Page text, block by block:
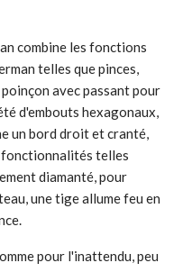
combine les fonctions
telles que pinces,
avec passant pour
d'embouts hexagonaux,
un bord droit et cranté,
fonctionnalités telles
diamanté, pour
une tige allume feu en
pour l'inattendu, peu